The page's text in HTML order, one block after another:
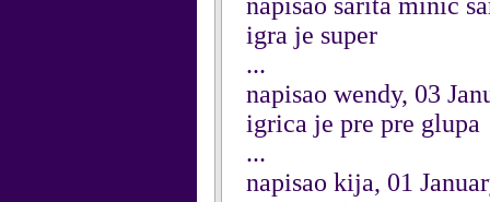
igra je super
...
napisao wendy, 03
igrica je pre pre glupa
...
napisao kija, 01